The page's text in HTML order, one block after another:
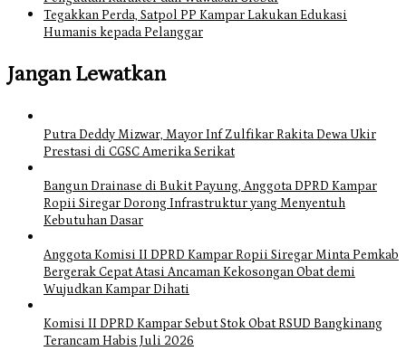
Tegakkan Perda, Satpol PP Kampar Lakukan Edukasi
Humanis kepada Pelanggar
Jangan Lewatkan
Putra Deddy Mizwar, Mayor Inf Zulfikar Rakita Dewa Ukir
Prestasi di CGSC Amerika Serikat
Bangun Drainase di Bukit Payung, Anggota DPRD Kampar
Ropii Siregar Dorong Infrastruktur yang Menyentuh
Kebutuhan Dasar
Anggota Komisi II DPRD Kampar Ropii Siregar Minta Pemkab
Bergerak Cepat Atasi Ancaman Kekosongan Obat demi
Wujudkan Kampar Dihati
Komisi II DPRD Kampar Sebut Stok Obat RSUD Bangkinang
Terancam Habis Juli 2026